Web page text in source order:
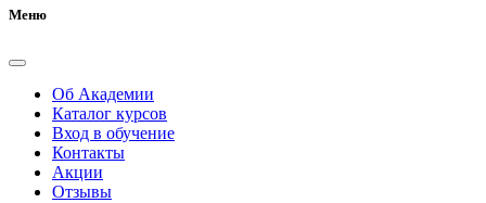
Меню
Об Академии
Каталог курсов
Вход в обучение
Контакты
Акции
Отзывы